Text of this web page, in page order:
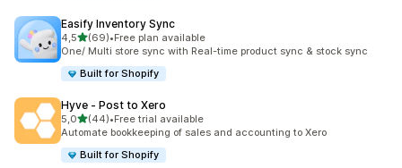
Easify Inventory Sync
4,55 yıldız üzerinden
(69)
toplam 69 değerlendirme
•Free plan available
One/ Multi store sync with Real-time product sync & stock sync
Built for Shopify
Hyve ‑ Post to Xero
5,05 yıldız üzerinden
(44)
toplam 44 değerlendirme
•Free trial available
Automate bookkeeping of sales and accounting to Xero
Built for Shopify